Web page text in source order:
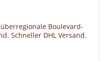
Boulevard-
Schneller DHL Versand.